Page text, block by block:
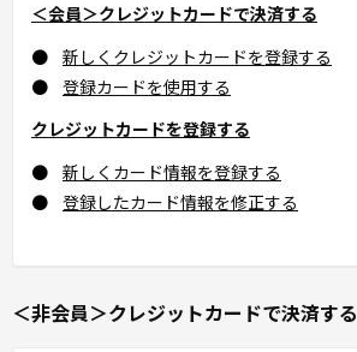
＜会員＞クレジットカードで決済する
新しくクレジットカードを登録する
登録カードを使用する
クレジットカードを登録する
新しくカード情報を登録する
登録したカード情報を修正する
＜非会員＞クレジットカードで決済する